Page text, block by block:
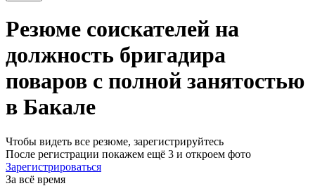
Резюме соискателей на
должность бригадира
поваров с полной занятостью
в Бакале
Чтобы видеть все резюме, зарегистрируйтесь
После регистрации покажем ещё 3 и откроем фото
Зарегистрироваться
За всё время